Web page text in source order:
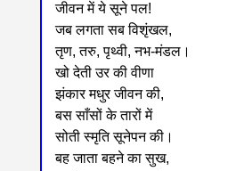
जीवन में ये सूने पल!
जब लगता सब विशृंखल,
तृण, तरु, पृथ्वी, नभ-मंडल।
खो देती उर की वीणा
झंकार मधुर जीवन की,
बस साँसों के तारों में
सोती स्मृति सूनेपन की।
बह जाता बहने का सुख,